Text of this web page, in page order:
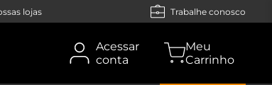
lojas Trabalhe conosco
Acessar
conta